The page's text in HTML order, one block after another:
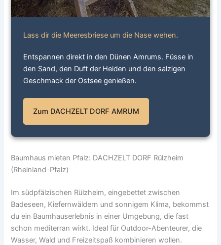
Lass dir die Meeresbriese um die Nase wehen.
Entspannen direkt in den Dünen Amrums. Füsse in
den Sand, den Duft der Heiden und den salzigen
Geschmack der Ostsee genießen.
Zum DACHZELT DORF AMRUM
Baumhaus mieten Pfalz: DACHZELT DORF Rülzheim
(Rheinland-Pfalz)
Im südpfälzischen Rülzheim, eingebettet zwischen
Badeseen, Kiefernwäldern und sonnigem Klima, bekommst
du ein Baumhauserlebnis in einer Umgebung, die fast
schon mediterran wirkt. Ideal für Outdoor-Abenteurer, die
Wasser, Wald und Freizeitspaß kombinieren wollen.